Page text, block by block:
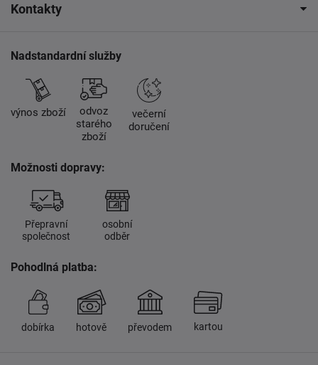
Kontakty
Nadstandardní služby
výnos zboží
odvoz
starého
zboží
večerní
doručení
Možnosti dopravy:
Přepravní
společnost
osobní
odběr
Pohodlná platba:
dobírka hotově převodem kartou